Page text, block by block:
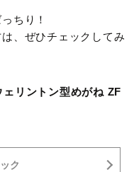
ちり！
、ぜひチェックしてみ
リントン型めがね ZF
ク